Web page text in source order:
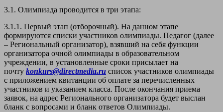
3.1. Олимпиада проводится в три этапа:
3.1.1. Первый этап (отборочный). На данном этапе
формируются списки участников олимпиады. Педагог (далее
– Региональный организатор), взявший на себя функции
организатора очной олимпиады в образовательном
учреждении, в установленные сроки присылает на
почту konkurs@directmedia.ru список участников олимпиады
с приложением квитанции об оплате за перечисленных
участников и указанием класса. После окончания приема
заявок, на адрес Регионального организатора будет выслан
бланк с вопросами и бланк ответов Олимпиады.